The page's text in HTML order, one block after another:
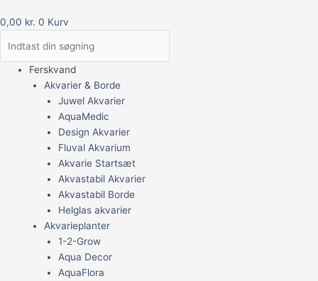
0,00 kr. 0 Kurv
Ferskvand
Akvarier & Borde
Juwel Akvarier
AquaMedic
Design Akvarier
Fluval Akvarium
Akvarie Startsæt
Akvastabil Akvarier
Akvastabil Borde
Helglas akvarier
Akvarieplanter
1-2-Grow
Aqua Decor
AquaFlora